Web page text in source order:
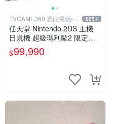
TVGAME360 恐龍電玩-台
中店
8651
任天堂 Nintendo 2DS 主機
日規機 超級瑪利歐2 限定主
機 含遊戲 (附原廠充電器+保
護貼)【台中恐龍電玩】
$99,990